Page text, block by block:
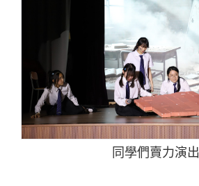
同學們賣力演出